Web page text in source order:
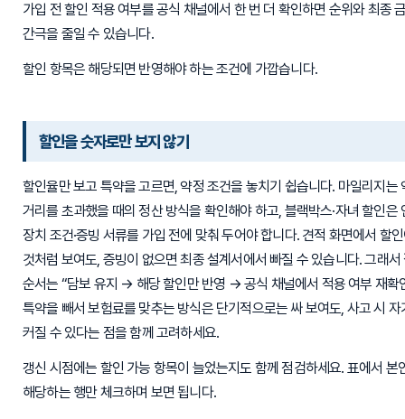
가입 전 할인 적용 여부를 공식 채널에서 한 번 더 확인하면 순위와 최종
간극을 줄일 수 있습니다.
할인 항목은 해당되면 반영해야 하는 조건에 가깝습니다.
할인을 숫자로만 보지 않기
할인율만 보고 특약을 고르면, 약정 조건을 놓치기 쉽습니다. 마일리지는
거리를 초과했을 때의 정산 방식을 확인해야 하고, 블랙박스·자녀 할인은
장치 조건·증빙 서류를 가입 전에 맞춰 두어야 합니다. 견적 화면에서 할
것처럼 보여도, 증빙이 없으면 최종 설계서에서 빠질 수 있습니다. 그래서
순서는 “담보 유지 → 해당 할인만 반영 → 공식 채널에서 적용 여부 재확
특약을 빼서 보험료를 맞추는 방식은 단기적으로는 싸 보여도, 사고 시 자
커질 수 있다는 점을 함께 고려하세요.
갱신 시점에는 할인 가능 항목이 늘었는지도 함께 점검하세요. 표에서 본
해당하는 행만 체크하며 보면 됩니다.